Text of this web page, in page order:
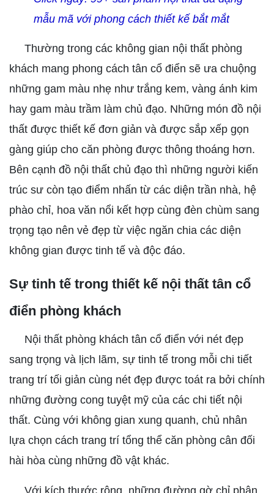
mẫu mã với phong cách thiết kế bắt mắt
Thường trong các không gian nội thất phòng
khách mang phong cách tân cổ điển sẽ ưa chuộng
những gam màu nhẹ như trắng kem, vàng ánh kim
hay gam màu trầm làm chủ đạo. Những món đồ nội
thất được thiết kế đơn giản và được sắp xếp gọn
gàng giúp cho căn phòng được thông thoáng hơn.
Bên cạnh đồ nội thất chủ đạo thì những người kiến
trúc sư còn tạo điểm nhấn từ các diện trần nhà, hệ
phào chỉ, hoa văn nổi kết hợp cùng đèn chùm sang
trọng tạo nên vẻ đẹp từ việc ngăn chia các diện
không gian được tinh tế và độc đáo.
Sự tinh tế trong thiết kế nội thất tân cổ
điển phòng khách
Nội thất phòng khách tân cổ điển với nét đẹp
sang trọng và lịch lãm, sự tinh tế trong mỗi chi tiết
trang trí tối giản cùng nét đẹp được toát ra bởi chính
những đường cong tuyệt mỹ của các chi tiết nội
thất. Cùng với không gian xung quanh, chủ nhân
lựa chọn cách trang trí tổng thể căn phòng cân đối
hài hòa cùng những đồ vật khác.
Với kích thước rộng, những đường gờ chỉ phân